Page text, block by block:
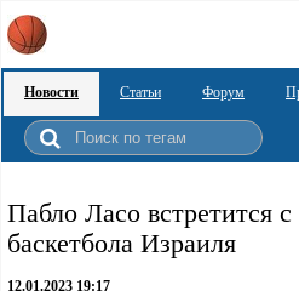
Новости Статьи Форум
Пабло Ласо встретится
баскетбола Израиля
12.01.2023 19:17